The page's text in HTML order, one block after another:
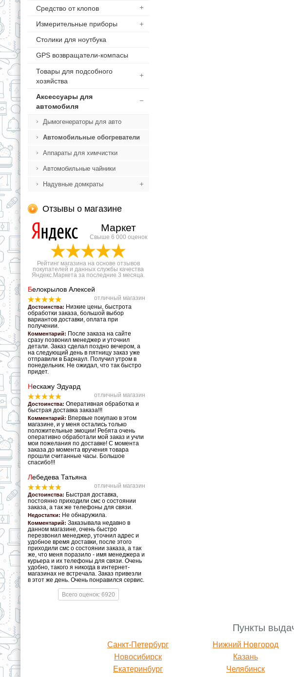
Средство от клопов
Измерительные приборы
Столики для ноутбука
GPS возвращатели-компасы
Товары для подсобного
хозяйства
Аксессуары для
автомобиля
Дымогенераторы для авто
Автомобильные обогреватели
Аппараты для химчистки
Автомобильные чайники
Надувные домкраты
Отзывы о магазине
Маркет
Свыше 6 000 оценок
Рейтинг магазина на основе отзывов
покупателей и данных службы качества
Яндекс.Маркета за последние 3 месяца.
Белокрылов Алексей
отличный магазин
Достоинства: Низкие цены, быстрота
обработки заказа, большой выбор
вариантов доставки, оплата при
получении.
Комментарий: После заказа на сайте
сразу позвонил менеджер и уточнил
детали. Заказ сделал поздно вечером, а
на следующий день в пятницу заказ уже
отправили в Барнаул. Получил утром в
понедельник. Не ожидал, что так быстро
придет.
Нескажу Эдуард
отличный магазин
Достоинства: Оперативная обработка и
быстрая доставка заказа!!!
Комментарий: Впервые покупаю в этом
магазине, и у меня остались только
положительные эмоции! Ребята очень
оперативно обработали мой заказ и учли
мои пожелания по доставке! С момента
заказа до момента вручения товара
прошли считанные часы. Большое
спасибо!!!
Лебедева Татьяна
отличный магазин
Достоинства: Быстрая доставка,
постоянно приходили смс о состоянии
заказа, а так же телефоны для связи.
Недостатки: Не обнаружила.
Комментарий: Заказывала недавно в
данном магазине, очень быстро
перезвонил менеджер, уточнил адрес и
удобное время доставки, после этого
приходили смс о состоянии заказа, а так
же, что меня поразило - имя менеджера и
курьера и их телефоны для связи. Очень
удобно, такого я никогда в интернет-
магазинах не встречала. Заказ привезли
в этот же день. Очень понравился сервис.
Всего оценок: 6920
Пункты
Санкт-Петербург
Новосибирск
Екатеринбург
Нижний Новгород
Казань
Челябинск